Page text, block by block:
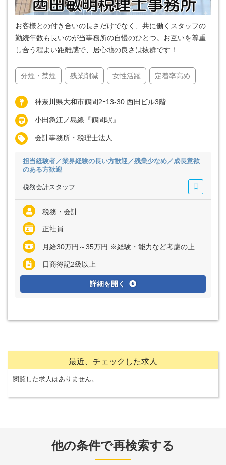
お客様との付き合いの長さだけでなく、共に働くスタッフの
勤続年数も長いのが当事務所の自慢のひとつ。お互いを尊重
し合う程よい距離感で、居心地の良さは抜群です！
分煙・禁煙 残業削減 女性活躍 定着率高め
神奈川県大和市鶴間2ｰ13-30 西田ビル3階
小田急江ノ島線『鶴間駅』
会計事務所・税理士法人
担当経験者／業界経験の長い方歓迎／残業少なめ／成長意欲
のある方歓迎
税務会計スタッフ
税務・会計
正社員
月給30万円～35万円 ※経験・能力など考慮の上、決定いたします ※上記に固定残業代（月20時間分＝4万5000円～5万円）を含む ※超過分は別途全額支給
日商簿記2級以上
詳細を開く
最近、チェックした求人
閲覧した求人はありません。
他の条件で再検索する